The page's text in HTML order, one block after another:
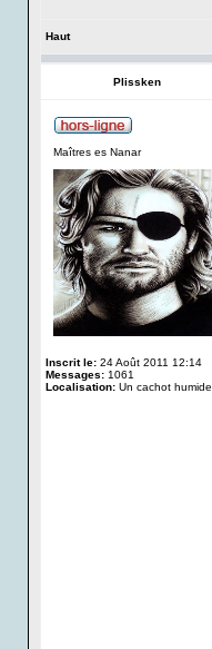
Haut
Plissken
Maîtres es Nanar
Inscrit le: 24 Août 2011 12:14
Messages: 1061
Localisation: Un cachot humide